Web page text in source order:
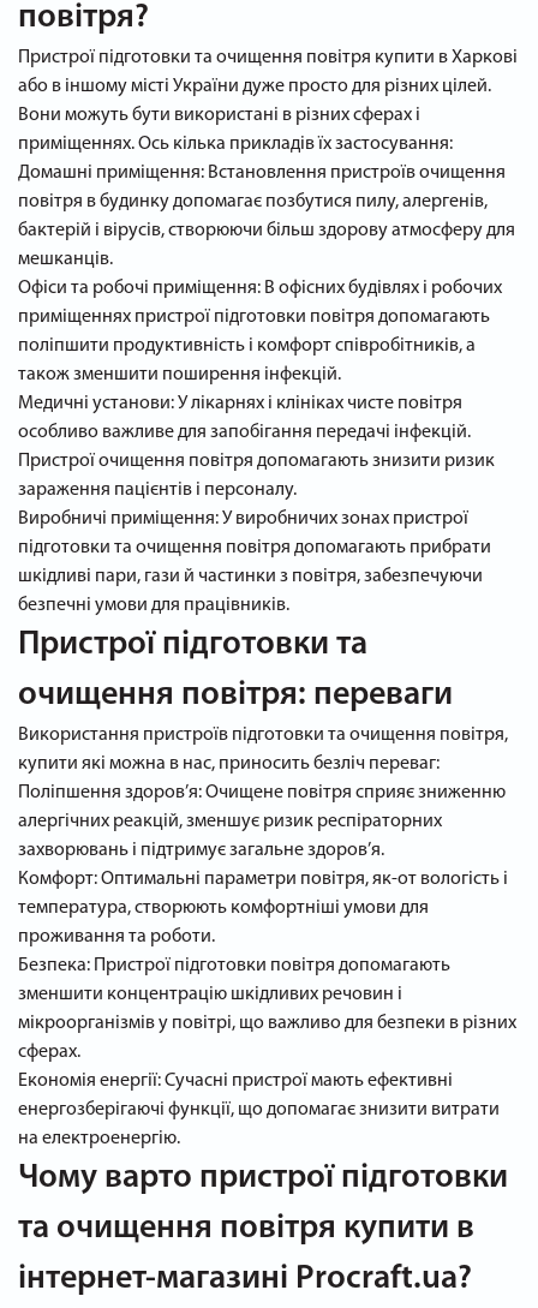
повітря?
Пристрої підготовки та очищення повітря купити в Харкові
або в іншому місті України дуже просто для різних цілей.
Вони можуть бути використані в різних сферах і
приміщеннях. Ось кілька прикладів їх застосування:
Домашні приміщення: Встановлення пристроїв очищення
повітря в будинку допомагає позбутися пилу, алергенів,
бактерій і вірусів, створюючи більш здорову атмосферу для
мешканців.
Офіси та робочі приміщення: В офісних будівлях і робочих
приміщеннях пристрої підготовки повітря допомагають
поліпшити продуктивність і комфорт співробітників, а
також зменшити поширення інфекцій.
Медичні установи: У лікарнях і клініках чисте повітря
особливо важливе для запобігання передачі інфекцій.
Пристрої очищення повітря допомагають знизити ризик
зараження пацієнтів і персоналу.
Виробничі приміщення: У виробничих зонах пристрої
підготовки та очищення повітря допомагають прибрати
шкідливі пари, гази й частинки з повітря, забезпечуючи
безпечні умови для працівників.
Пристрої підготовки та
очищення повітря: переваги
Використання пристроїв підготовки та очищення повітря,
купити які можна в нас, приносить безліч переваг:
Поліпшення здоров’я: Очищене повітря сприяє зниженню
алергічних реакцій, зменшує ризик респіраторних
захворювань і підтримує загальне здоров’я.
Комфорт: Оптимальні параметри повітря, як-от вологість і
температура, створюють комфортніші умови для
проживання та роботи.
Безпека: Пристрої підготовки повітря допомагають
зменшити концентрацію шкідливих речовин і
мікроорганізмів у повітрі, що важливо для безпеки в різних
сферах.
Економія енергії: Сучасні пристрої мають ефективні
енергозберігаючі функції, що допомагає знизити витрати
на електроенергію.
Чому варто пристрої підготовки
та очищення повітря купити в
інтернет-магазині Procraft.ua?